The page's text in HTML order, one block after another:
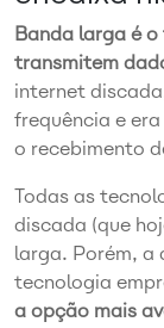
Banda larga é
transmitem
internet
frequência e
o recebimento
Todas as
discada (que
larga. Porém, a
tecnologia
a opção mais